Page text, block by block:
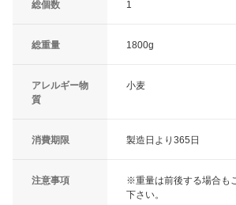
総個数 1
総重量 1800g
アレルギー物
質
小麦
消費期限 製造日より365日
注意事項
※重量は前後する場合も
下さい。